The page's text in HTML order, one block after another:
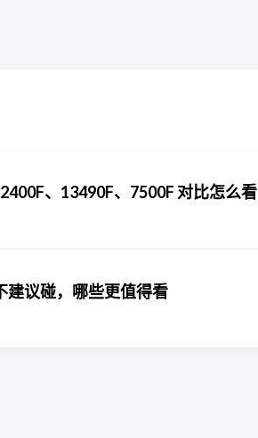
、13490F、7500F 对比怎么看
建议碰，哪些更值得看